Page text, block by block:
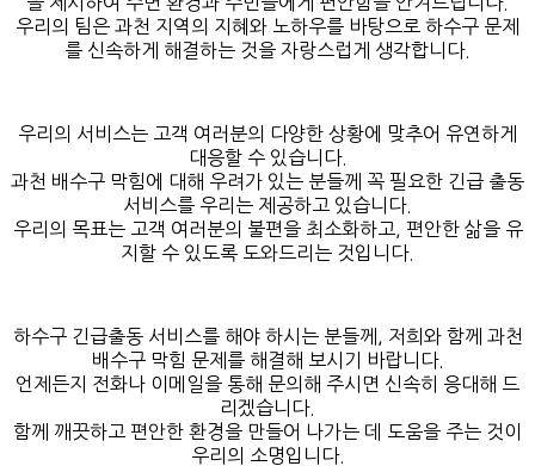
우리의 팀은 과천 지역의 지혜와 노하우를 바탕으로 하수구 문제
를 신속하게 해결하는 것을 자랑스럽게 생각합니다.
우리의 서비스는 고객 여러분의 다양한 상황에 맞추어 유연하게
대응할 수 있습니다.
과천 배수구 막힘에 대해 우려가 있는 분들께 꼭 필요한 긴급 출동
서비스를 우리는 제공하고 있습니다.
우리의 목표는 고객 여러분의 불편을 최소화하고, 편안한 삶을 유
지할 수 있도록 도와드리는 것입니다.
하수구 긴급출동 서비스를 해야 하시는 분들께, 저희와 함께 과천
배수구 막힘 문제를 해결해 보시기 바랍니다.
언제든지 전화나 이메일을 통해 문의해 주시면 신속히 응대해 드
리겠습니다.
함께 깨끗하고 편안한 환경을 만들어 나가는 데 도움을 주는 것이
우리의 소명입니다.